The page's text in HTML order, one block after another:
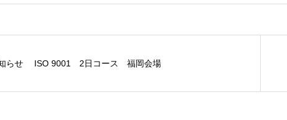
知らせ ISO 9001 2日コース 福岡会場